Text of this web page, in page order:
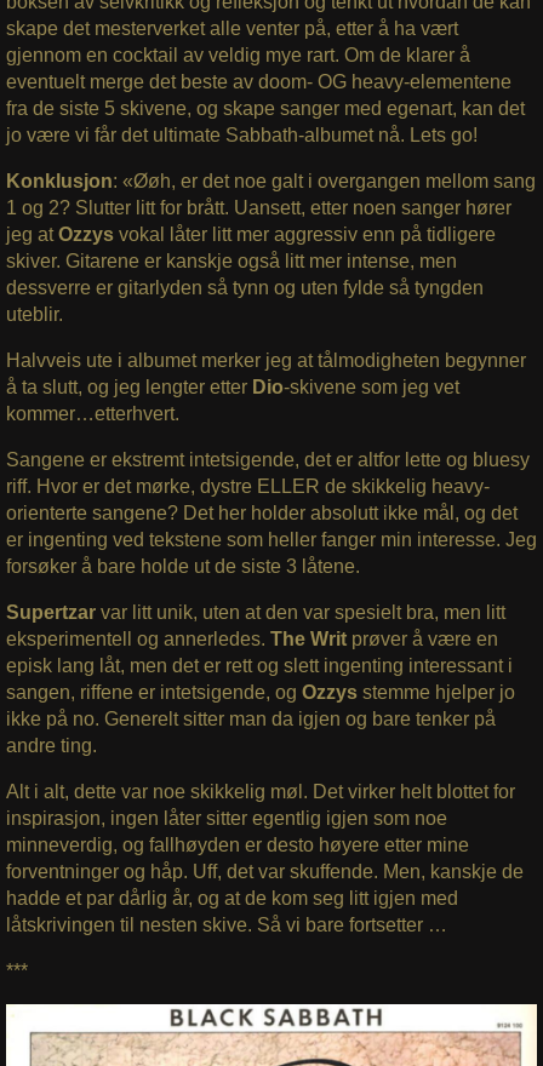
skape det mesterverket alle venter på, etter å ha vært
gjennom en cocktail av veldig mye rart. Om de klarer å
eventuelt merge det beste av doom- OG heavy-elementene
fra de siste 5 skivene, og skape sanger med egenart, kan det
jo være vi får det ultimate Sabbath-albumet nå. Lets go!
Konklusjon: «Øøh, er det noe galt i overgangen mellom sang
1 og 2? Slutter litt for brått. Uansett, etter noen sanger hører
jeg atOzzys vokal låter litt mer aggressiv enn på tidligere
skiver. Gitarene er kanskje også litt mer intense, men
dessverre er gitarlyden så tynn og uten fylde så tyngden
uteblir.
Halvveis ute i albumet merker jeg at tålmodigheten begynner
å ta slutt, og jeg lengter etter Dio-skivene som jeg vet
kommer…etterhvert.
Sangene er ekstremt intetsigende, det er altfor lette og bluesy
riff. Hvor er det mørke, dystre ELLER de skikkelig heavy-
orienterte sangene? Det her holder absolutt ikke mål, og det
er ingenting ved tekstene som heller fanger min interesse. Jeg
forsøker å bare holde ut de siste 3 låtene.
Supertzar var litt unik, uten at den var spesielt bra, men litt
eksperimentell og annerledes. The Writprøver å være en
episk lang låt, men det er rett og slett ingenting interessant i
sangen, riffene er intetsigende, og Ozzys stemme hjelper jo
ikke på no. Generelt sitter man da igjen og bare tenker på
andre ting.
Alt i alt, dette var noe skikkelig møl. Det virker helt blottet for
inspirasjon, ingen låter sitter egentlig igjen som noe
minneverdig, og fallhøyden er desto høyere etter mine
forventninger og håp. Uff, det var skuffende. Men, kanskje de
hadde et par dårlig år, og at de kom seg litt igjen med
låtskrivingen til nesten skive. Så vi bare fortsetter …
***